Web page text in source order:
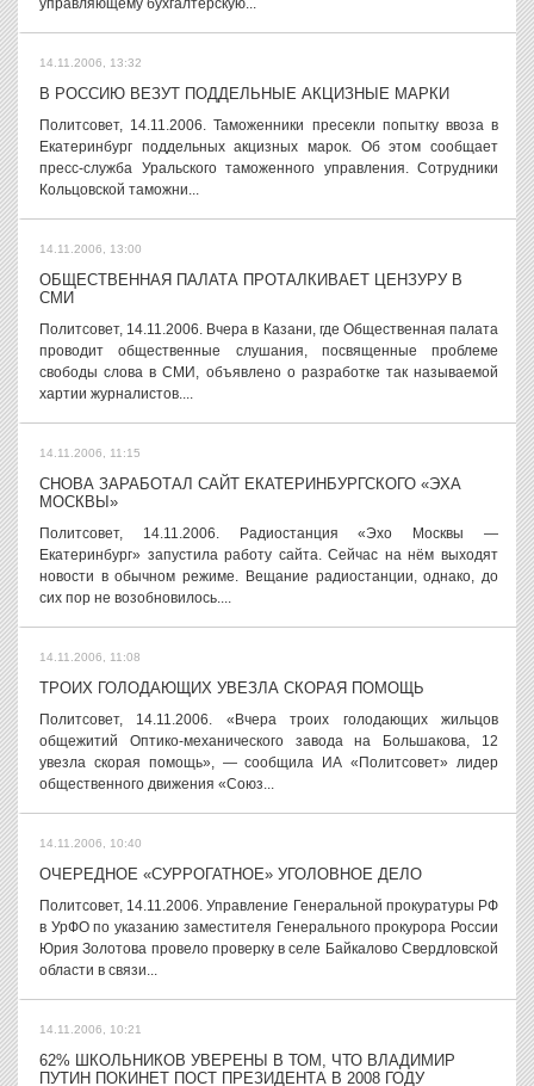
управляющему бухгалтерскую...
14.11.2006, 13:32
В РОССИЮ ВЕЗУТ ПОДДЕЛЬНЫЕ АКЦИЗНЫЕ МАРКИ
Политсовет, 14.11.2006. Таможенники пресекли попытку ввоза в
Екатеринбург поддельных акцизных марок. Об этом сообщает
пресс-служба Уральского таможенного управления. Сотрудники
Кольцовской таможни...
14.11.2006, 13:00
ОБЩЕСТВЕННАЯ ПАЛАТА ПРОТАЛКИВАЕТ ЦЕНЗУРУ В
СМИ
Политсовет, 14.11.2006. Вчера в Казани, где Общественная палата
проводит общественные слушания, посвященные проблеме
свободы слова в СМИ, объявлено о разработке так называемой
хартии журналистов....
14.11.2006, 11:15
СНОВА ЗАРАБОТАЛ САЙТ ЕКАТЕРИНБУРГСКОГО «ЭХА
МОСКВЫ»
Политсовет, 14.11.2006. Радиостанция «Эхо Москвы —
Екатеринбург» запустила работу сайта. Сейчас на нём выходят
новости в обычном режиме. Вещание радиостанции, однако, до
сих пор не возобновилось....
14.11.2006, 11:08
ТРОИХ ГОЛОДАЮЩИХ УВЕЗЛА СКОРАЯ ПОМОЩЬ
Политсовет, 14.11.2006. «Вчера троих голодающих жильцов
общежитий Оптико-механического завода на Большакова, 12
увезла скорая помощь», — сообщила ИА «Политсовет» лидер
общественного движения «Союз...
14.11.2006, 10:40
ОЧЕРЕДНОЕ «СУРРОГАТНОЕ» УГОЛОВНОЕ ДЕЛО
Политсовет, 14.11.2006. Управление Генеральной прокуратуры РФ
в УрФО по указанию заместителя Генерального прокурора России
Юрия Золотова провело проверку в селе Байкалово Свердловской
области в связи...
14.11.2006, 10:21
62% ШКОЛЬНИКОВ УВЕРЕНЫ В ТОМ, ЧТО ВЛАДИМИР
ПУТИН ПОКИНЕТ ПОСТ ПРЕЗИДЕНТА В 2008 ГОДУ